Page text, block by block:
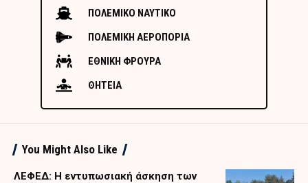
ΠΟΛΕΜΙΚΟ ΝΑΥΤΙΚΟ
ΠΟΛΕΜΙΚΗ ΑΕΡΟΠΟΡΙΑ
ΕΘΝΙΚΗ ΦΡΟΥΡΑ
ΘΗΤΕΙΑ
You Might Also Like
ΛΕΦΕΔ: Η εντυπωσιακή άσκηση των